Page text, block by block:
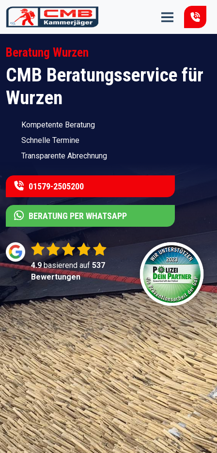
Zum Inhalt springen
Beratung Wurzen
CMB Beratungsservice für
Wurzen
Kompetente Beratung
Schnelle Termine
Transparente Abrechnung
01579-2505200
BERATUNG PER WHATSAPP
4.9basierend auf 537
Bewertungen